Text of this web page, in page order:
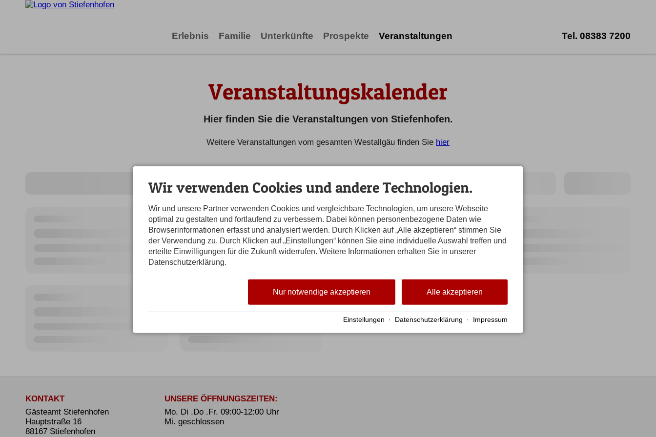
Erlebnis Familie Unterkünfte Prospekte Veranstaltungen Tel. 08383 7200
Veranstaltungskalender
Hier finden Sie die Veranstaltungen von Stiefenhofen.
Weitere Veranstaltungen vom gesamten Westallgäu finden Sie hier
KONTAKT
Gästeamt Stiefenhofen
Hauptstraße 16
88167 Stiefenhofen
UNSERE ÖFFNUNGSZEITEN:
Mo. Di .Do .Fr. 09:00-12:00 Uhr
Mi. geschlossen
Wir verwenden Cookies und andere Technologien.
Wir und unsere Partner verwenden Cookies und vergleichbare Technologien, um unsere Webseite
optimal zu gestalten und fortlaufend zu verbessern. Dabei können personenbezogene Daten wie
Browserinformationen erfasst und analysiert werden. Durch Klicken auf „Alle akzeptieren“ stimmen Sie
der Verwendung zu. Durch Klicken auf „Einstellungen“ können Sie eine individuelle Auswahl treffen und
erteilte Einwilligungen für die Zukunft widerrufen. Weitere Informationen erhalten Sie in unserer
Datenschutzerklärung.
Alle akzeptieren
Nur notwendige akzeptieren
Einstellungen · Datenschutzerklärung · Impressum